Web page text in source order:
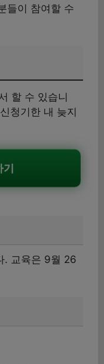
들이 참여할 수
할 수 있습니
청기한 내 늦지
. 교육은 9월 26